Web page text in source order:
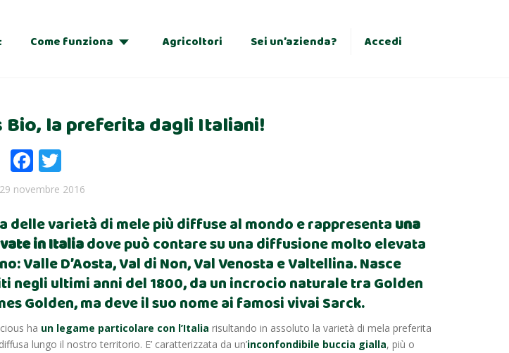
Come funziona
Regalo
Agricoltori Sei un’azienda? Accedi
Bio, la preferita dagli Italiani!
Facebook
29 novembre 2016
delle varietà di mele più diffuse al mondo e rappresentauna
in Italiadove può contare su una diffusione molto elevata
Valle D’Aosta, Val di Non, Val Venosta e Valtellina. Nasce
negli ultimi anni del 1800, da un incrocio naturale tra Golden
Golden, ma deve il suo nome ai famosi vivai Sarck.
ha un legame particolare con l’Italia risultando in assoluto la varietà di mela preferita
lungo il nostro territorio. E’ caratterizzata da un’inconfondibile buccia gialla, più o